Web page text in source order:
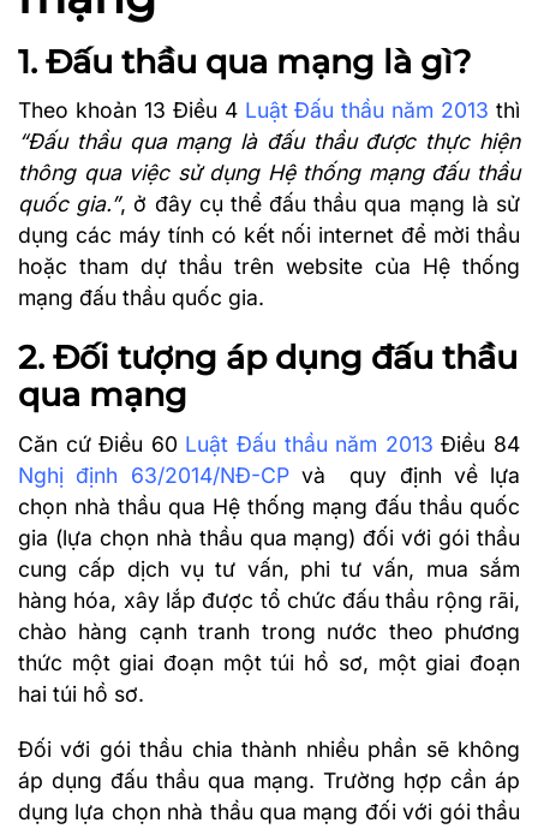
1. Đấu thầu qua mạng là gì?
Theo khoản 13 Điều 4 Luật Đấu thầu năm 2013 thì
“Đấu thầu qua mạng là đấu thầu được thực hiện
thông qua việc sử dụng Hệ thống mạng đấu thầu
quốc gia.”, ở đây cụ thể đấu thầu qua mạng là sử
dụng các máy tính có kết nối internet để mời thầu
hoặc tham dự thầu trên website của Hệ thống
mạng đấu thầu quốc gia.
2. Đối tượng áp dụng đấu thầu
qua mạng
Căn cứ Điều 60 Luật Đấu thầu năm 2013 Điều 84
Nghị định 63/2014/NĐ-CPvà quy định về lựa
chọn nhà thầu qua Hệ thống mạng đấu thầu quốc
gia (lựa chọn nhà thầu qua mạng) đối với gói thầu
cung cấp dịch vụ tư vấn, phi tư vấn, mua sắm
hàng hóa, xây lắp được tổ chức đấu thầu rộng rãi,
chào hàng cạnh tranh trong nước theo phương
thức một giai đoạn một túi hồ sơ, một giai đoạn
hai túi hồ sơ.
Đối với gói thầu chia thành nhiều phần sẽ không
áp dụng đấu thầu qua mạng. Trường hợp cần áp
dụng lựa chọn nhà thầu qua mạng đối với gói thầu